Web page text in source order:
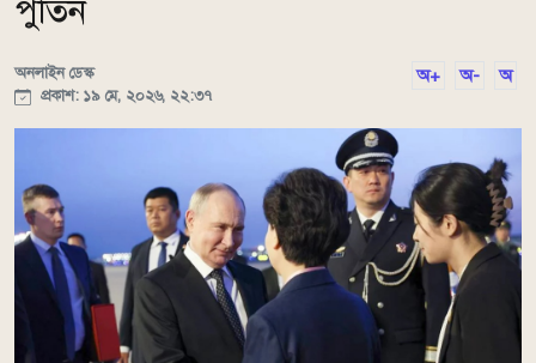
পুতিন
অনলাইন ডেস্ক
প্রকাশ: ১৯ মে, ২০২৬, ২২:৩৭
অ+ অ- অ